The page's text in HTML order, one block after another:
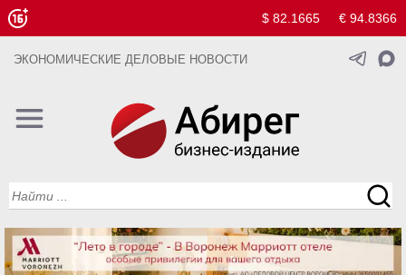
$ 82.1665 € 94.8366
ЭКОНОМИЧЕСКИЕ ДЕЛОВЫЕ НОВОСТИ